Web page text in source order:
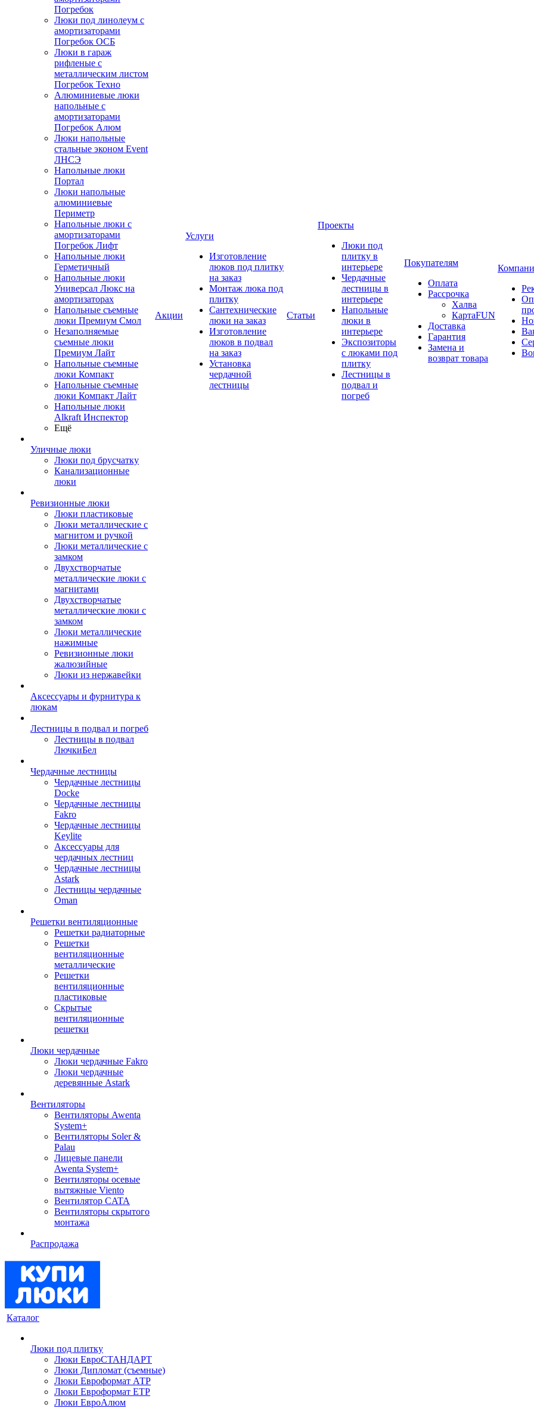
Погребок
Люки под линолеум с
амортизаторами
Погребок ОСБ
Люки в гараж
рифленые с
металлическим листом
Погребок Техно
Алюминиевые люки
напольные с
амортизаторами
Погребок Алюм
Люки напольные
стальные эконом Event
ЛНСЭ
Напольные люки
Портал
Люки напольные
алюминиевые
Периметр
Напольные люки с
амортизаторами
Погребок Лифт
Напольные люки
Герметичный
Напольные люки
Универсал Люкс на
амортизаторах
Напольные съемные
люки Премиум Смол
Незаполняемые
съемные люки
Премиум Лайт
Напольные съемные
люки Компакт
Напольные съемные
люки Компакт Лайт
Напольные люки
Alkraft Инспектор
Ещё
Уличные люки
Люки под брусчатку
Канализационные
люки
Ревизионные люки
Люки пластиковые
Люки металлические с
магнитом и ручкой
Люки металлические с
замком
Двухстворчатые
металлические люки с
магнитами
Двухстворчатые
металлические люки с
замком
Люки металлические
нажимные
Ревизионные люки
жалюзийные
Люки из нержавейки
Аксессуары и фурнитура к
люкам
Лестницы в подвал и погреб
Лестницы в подвал
ЛючкиБел
Чердачные лестницы
Чердачные лестницы
Docke
Чердачные лестницы
Fakro
Чердачные лестницы
Keylite
Аксессуары для
чердачных лестниц
Чердачные лестницы
Astark
Лестницы чердачные
Oman
Решетки вентиляционные
Решетки радиаторные
Решетки
вентиляционные
металлические
Решетки
вентиляционные
пластиковые
Скрытые
вентиляционные
решетки
Люки чердачные
Люки чердачные Fakro
Люки чердачные
деревянные Astark
Вентиляторы
Вентиляторы Awenta
System+
Вентиляторы Soler &
Palau
Лицевые панели
Awenta System+
Вентиляторы осевые
вытяжные Viento
Вентилятор CATA
Вентиляторы скрытого
монтажа
Распродажа
Акции
Услуги
Изготовление
люков под плитку
на заказ
Монтаж люка под
плитку
Сантехнические
люки на заказ
Изготовление
люков в подвал
на заказ
Установка
чердачной
лестницы
Статьи
Проекты
Люки под
плитку в
интерьере
Чердачные
лестницы в
интерьере
Напольные
люки в
интерьере
Экспозиторы
с люками под
плитку
Лестницы в
подвал и
погреб
Покупателям
Оплата
Рассрочка
Халва
КартаFUN
Доставка
Гарантия
Замена и
возврат товара
Каталог
Люки под плитку
Люки ЕвроСТАНДАРТ
Люки Дипломат (съемные)
Люки Евроформат АТР
Люки Евроформат ЕТР
Люки ЕвроАлюм